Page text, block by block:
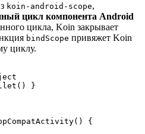
koin-android-scope,
цикл компонента Android
цикла, Koin закрывает
bindScope привяжет Koin
циклу.
}
{